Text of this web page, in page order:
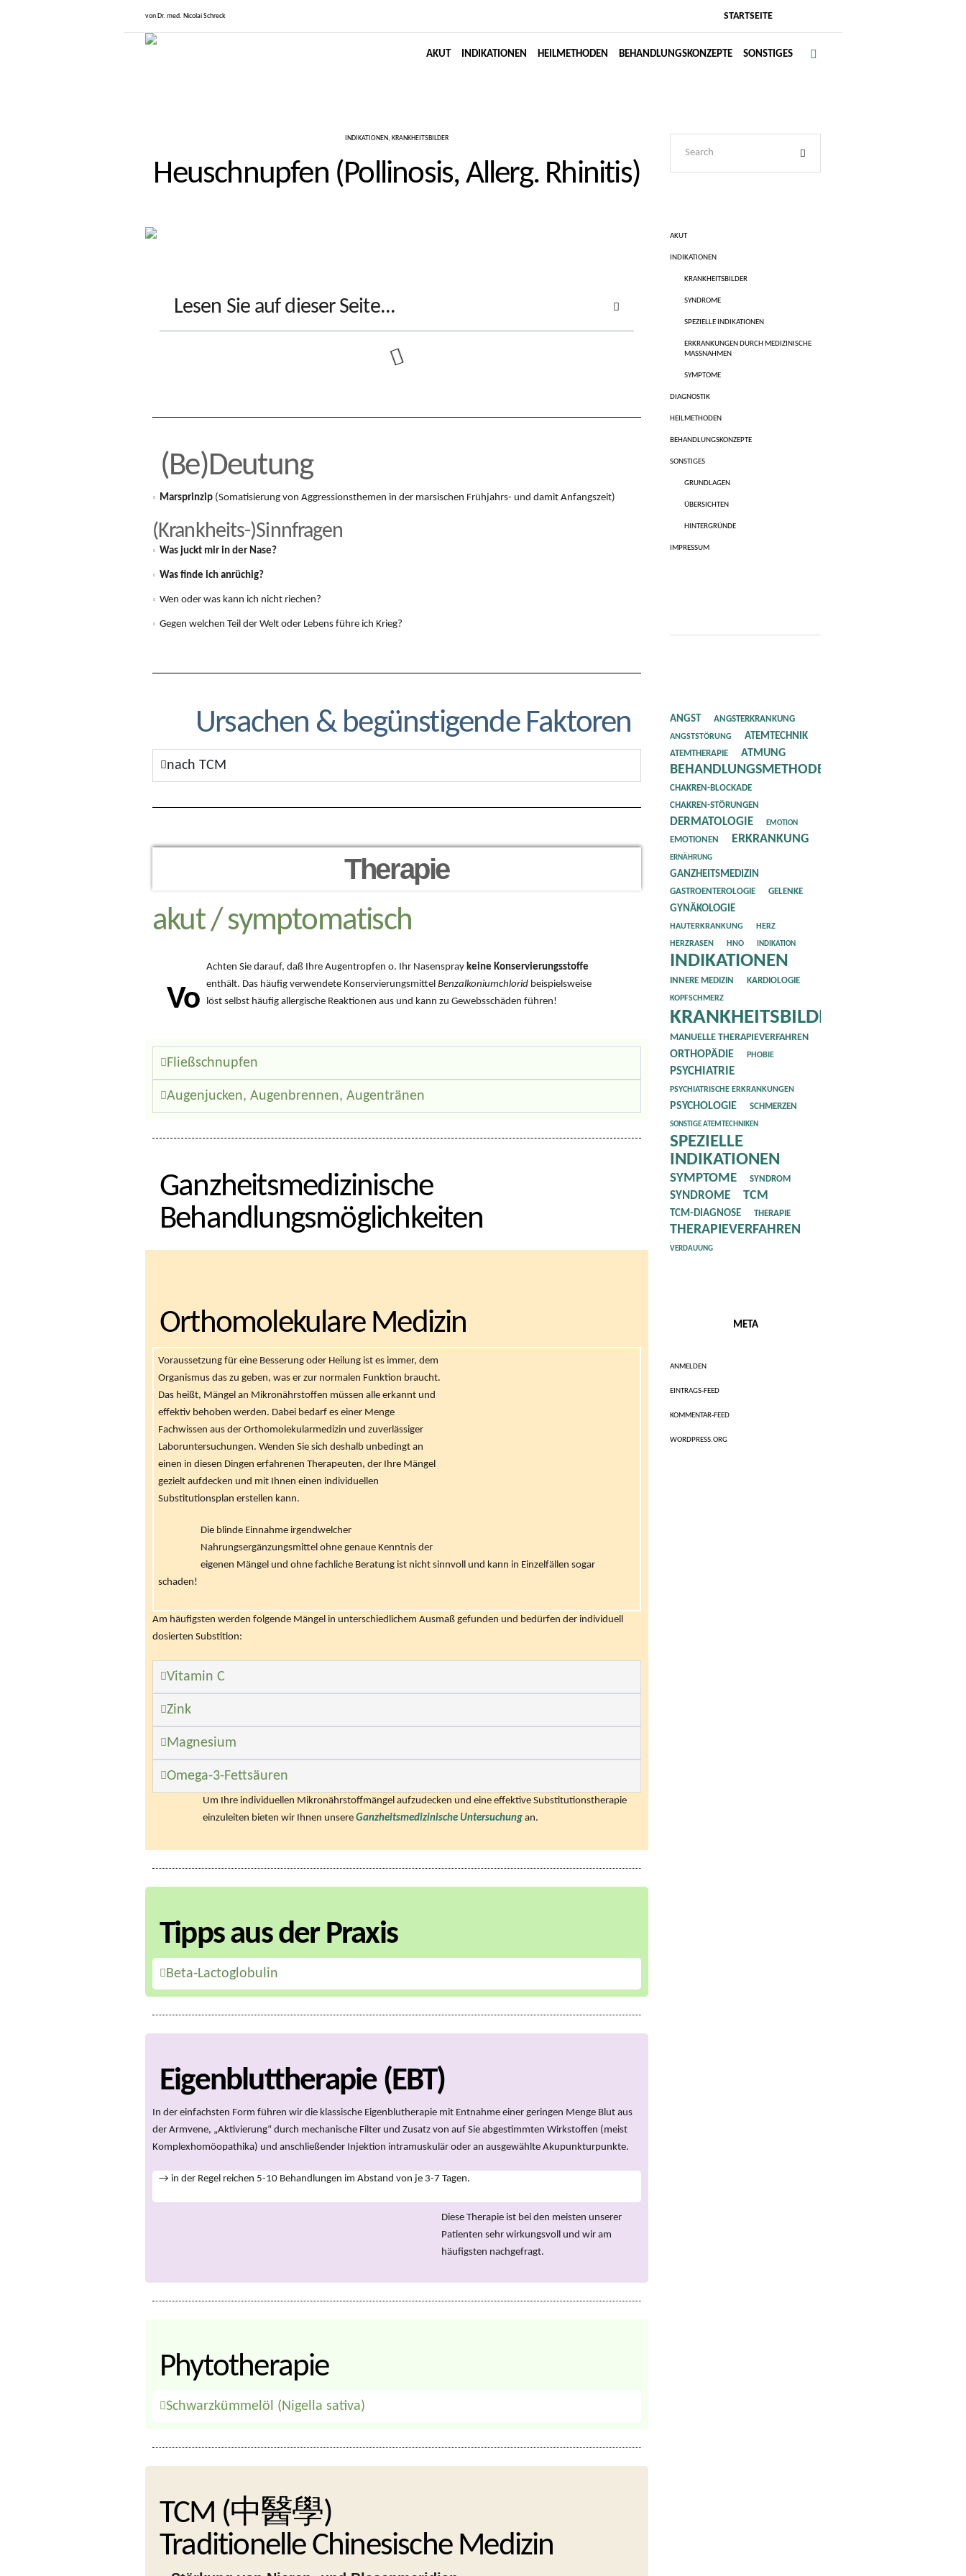
STARTSEITE
von Dr. med. Nicolai Schreck
AKUT INDIKATIONEN HEILMETHODEN BEHANDLUNGSKONZEPTE SONSTIGES
INDIKATIONEN, KRANKHEITSBILDER
Heuschnupfen (Pollinosis, Allerg. Rhinitis)
Lesen Sie auf dieser Seite...
(Be)Deutung
Marsprinzip (Somatisierung von Aggressionsthemen in der marsischen Frühjahrs- und damit Anfangszeit)
(Krankheits-)Sinnfragen
Was juckt mir in der Nase?
Was finde ich anrüchig?
Wen oder was kann ich nicht riechen?
Gegen welchen Teil der Welt oder Lebens führe ich Krieg?
Ursachen & begünstigende Faktoren
nach TCM
Therapie
akut / symptomatisch
Vorsicht
Achten Sie darauf, daß Ihre Augentropfen o. Ihr Nasenspray keine Konservierungsstoffe
enthält. Das häufig verwendete Konservierungsmittel Benzalkoniumchloridbeispielsweise
löst selbst häufig allergische Reaktionen aus und kann zu Gewebsschäden führen!
Fließschnupfen
Augenjucken, Augenbrennen, Augentränen
Ganzheitsmedizinische
Behandlungsmöglichkeiten
Orthomolekulare Medizin
Voraussetzung für eine Besserung oder Heilung ist es immer, dem
Organismus das zu geben, was er zur normalen Funktion braucht.
Das heißt, Mängel an Mikronährstoffen müssen alle erkannt und
effektiv behoben werden. Dabei bedarf es einer Menge
Fachwissen aus der Orthomolekularmedizin und zuverlässiger
Laboruntersuchungen. Wenden Sie sich deshalb unbedingt an
einen in diesen Dingen erfahrenen Therapeuten, der Ihre Mängel
gezielt aufdecken und mit Ihnen einen individuellen
Substitutionsplan erstellen kann.
Die blinde Einnahme irgendwelcher
Nahrungsergänzungsmittel ohne genaue Kenntnis der
eigenen Mängel und ohne fachliche Beratung ist nicht sinnvoll und kann in Einzelfällen sogar
schaden!
Am häufigsten werden folgende Mängel in unterschiedlichem Ausmaß gefunden und bedürfen der individuell
dosierten Substition:
Vitamin C
Zink
Magnesium
Omega-3-Fettsäuren
Um Ihre individuellen Mikronährstoffmängel aufzudecken und eine effektive Substitutionstherapie
einzuleiten bieten wir Ihnen unsere Ganzheitsmedizinische Untersuchung an.
Tipps aus der Praxis
Beta-Lactoglobulin
Eigenbluttherapie (EBT)
In der einfachsten Form führen wir die klassische Eigenblutherapie mit Entnahme einer geringen Menge Blut aus
der Armvene, „Aktivierung“ durch mechanische Filter und Zusatz von auf Sie abgestimmten Wirkstoffen (meist
Komplexhomöopathika) und anschließender Injektion intramuskulär oder an ausgewählte Akupunkturpunkte.
→ in der Regel reichen 5-10 Behandlungen im Abstand von je 3-7 Tagen.
Diese Therapie ist bei den meisten unserer
Patienten sehr wirkungsvoll und wir am
häufigsten nachgefragt.
Phytotherapie
Schwarzkümmelöl (Nigella sativa)
TCM (中醫學)
Traditionelle Chinesische Medizin
AKUT
INDIKATIONEN
KRANKHEITSBILDER
SYNDROME
SPEZIELLE INDIKATIONEN
ERKRANKUNGEN DURCH MEDIZINISCHE
MASSNAHMEN
SYMPTOME
DIAGNOSTIK
HEILMETHODEN
BEHANDLUNGSKONZEPTE
SONSTIGES
GRUNDLAGEN
ÜBERSICHTEN
HINTERGRÜNDE
IMPRESSUM
ANGST
ANGSTERKRANKUNG
ANGSTSTÖRUNG
ATEMTECHNIK
ATEMTHERAPIE ATMUNG
BEHANDLUNGSMETHODE
CHAKREN-BLOCKADE
CHAKREN-STÖRUNGEN
DERMATOLOGIE EMOTION
EMOTIONEN ERKRANKUNG
ERNÄHRUNG
GANZHEITSMEDIZIN
GASTROENTEROLOGIE GELENKE
GYNÄKOLOGIE
HAUTERKRANKUNG
HERZ
HERZRASEN
HNO INDIKATION
INDIKATIONEN
INNERE MEDIZIN KARDIOLOGIE
KOPFSCHMERZ
KRANKHEITSBILDER
MANUELLE THERAPIEVERFAHREN
ORTHOPÄDIE PHOBIE
PSYCHIATRIE
PSYCHIATRISCHE ERKRANKUNGEN
PSYCHOLOGIE SCHMERZEN
SONSTIGE ATEMTECHNIKEN
SPEZIELLE
INDIKATIONEN
SYMPTOME SYNDROM
SYNDROME TCM
TCM-DIAGNOSE THERAPIE
THERAPIEVERFAHREN
VERDAUUNG
META
ANMELDEN
EINTRAGS-FEED
KOMMENTAR-FEED
WORDPRESS.ORG